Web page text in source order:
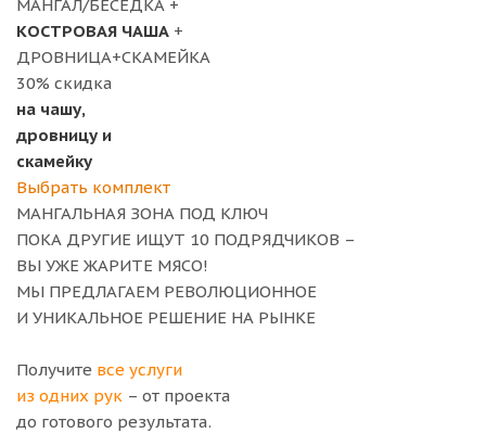
МАНГАЛ/БЕСЕДКА +
КОСТРОВАЯ ЧАША +
ДРОВНИЦА+СКАМЕЙКА
30% скидка
на чашу,
дровницу и
скамейку
Выбрать комплект
МАНГАЛЬНАЯ ЗОНА ПОД КЛЮЧ
ПОКА ДРУГИЕ ИЩУТ 10 ПОДРЯДЧИКОВ –
ВЫ УЖЕ ЖАРИТЕ МЯСО!
МЫ ПРЕДЛАГАЕМ РЕВОЛЮЦИОННОЕ
И УНИКАЛЬНОЕ РЕШЕНИЕ НА РЫНКЕ
Получите все услуги
из одних рук – от проекта
до готового результата.